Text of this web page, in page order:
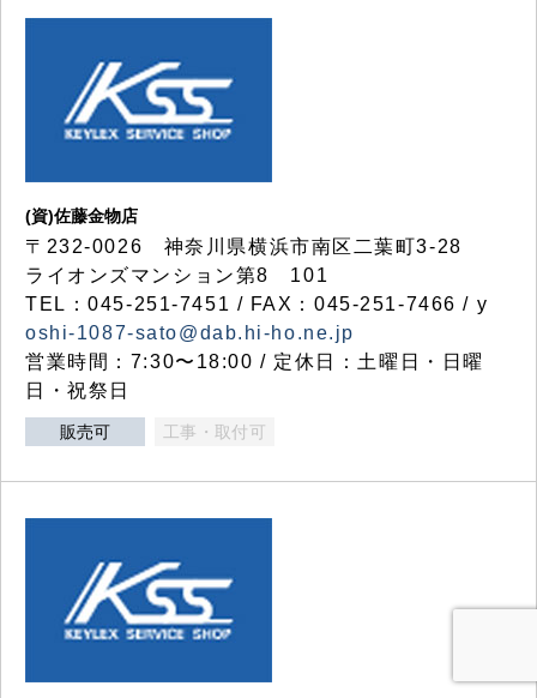
(資)佐藤金物店
〒232-0026 神奈川県横浜市南区二葉町3-28
ライオンズマンション第8 101
TEL：045-251-7451 / FAX：045-251-7466 / y
oshi-1087-sato@dab.hi-ho.ne.jp
営業時間：7:30〜18:00 / 定休日：土曜日・日曜
日・祝祭日
販売可 工事・取付可